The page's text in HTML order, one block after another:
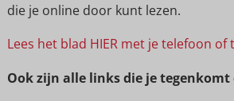
die je online door kunt lezen.
Lees het blad HIER met je telefoon of
Ook zijn alle links die je